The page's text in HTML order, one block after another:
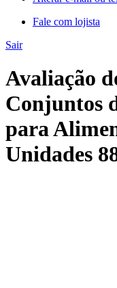
Fale com lojista
Sair
Avaliação
Conjuntos
para
Unidades